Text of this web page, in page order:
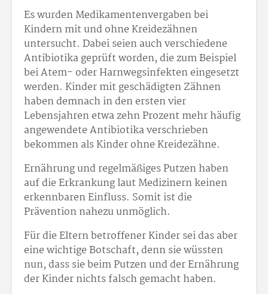
Es wurden Medikamentenvergaben bei
Kindern mit und ohne Kreidezähnen
untersucht. Dabei seien auch verschiedene
Antibiotika geprüft worden, die zum Beispiel
bei Atem- oder Harnwegsinfekten eingesetzt
werden. Kinder mit geschädigten Zähnen
haben demnach in den ersten vier
Lebensjahren etwa zehn Prozent mehr häufig
angewendete Antibiotika verschrieben
bekommen als Kinder ohne Kreidezähne.
Ernährung und regelmäßiges Putzen haben
auf die Erkrankung laut Medizinern keinen
erkennbaren Einfluss. Somit ist die
Prävention nahezu unmöglich.
Für die Eltern betroffener Kinder sei das aber
eine wichtige Botschaft, denn sie wüssten
nun, dass sie beim Putzen und der Ernährung
der Kinder nichts falsch gemacht haben.